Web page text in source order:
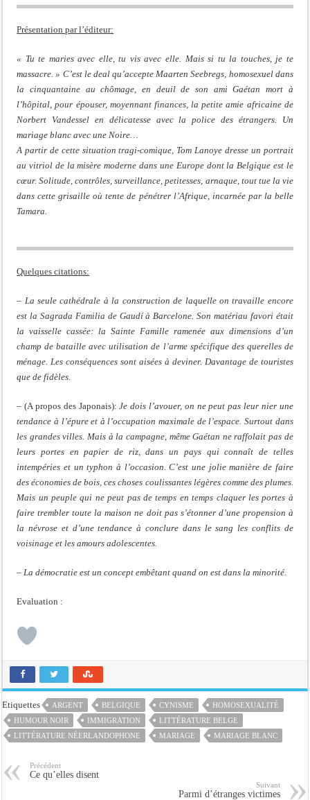
Présentation par l’éditeur:
« Tu te maries avec elle, tu vis avec elle. Mais si tu la touches, je te
massacre. » C’est le deal qu’accepte Maarten Seebregs, homosexuel dans
la cinquantaine au chômage, en deuil de son ami Gaétan mort à
l’hôpital, pour épouser, moyennant finances, la petite amie africaine de
Norbert Vandessel en délicatesse avec la police des étrangers. Un
mariage blanc avec une Noire…
A partir de cette situation tragi-comique, Tom Lanoye dresse un portrait
au vitriol de la misère moderne dans une Europe dont la Belgique est le
cœur. Solitude, contrôles, surveillance, petitesses, arnaque, tout tue la vie
dans cette grisaille où tente de pénétrer l’Afrique, incarnée par la belle
Tamara.
Quelques citations:
– La seule cathédrale à la construction de laquelle on travaille encore
est la Sagrada Familia de Gaudí à Barcelone. Son matériau favori était
la vaisselle cassée: la Sainte Famille ramenée aux dimensions d’un
champ de bataille avec utilisation de l’arme spécifique des querelles de
ménage. Les conséquences sont aisées à deviner. Davantage de touristes
que de fidèles.
– (A propos des Japonais):Je dois l’avouer, on ne peut pas leur nier une
tendance à l’épure et à l’occupation maximale de l’espace. Surtout dans
les grandes villes. Mais à la campagne, même Gaétan ne raffolait pas de
leurs portes en papier de riz, dans un pays qui connaît de telles
intempéries et un typhon à l’occasion. C’est une jolie manière de faire
des économies de bois, ces choses coulissantes légères comme des plumes.
Mais un peuple qui ne peut pas de temps en temps claquer les portes à
faire trembler toute la maison ne doit pas s’étonner d’une propension à
la névrose et d’une tendance à conclure dans le sang les conflits de
voisinage et les amours adolescentes.
– La démocratie est un concept embêtant quand on est dans la minorité.
Evaluation :
Etiquettes ARGENT BELGIQUE CYNISME
HOMOSEXUALITÉ
HUMOUR NOIR
IMMIGRATION
LITTÉRATURE BELGE
LITTÉRATURE NÉERLANDOPHONE
MARIAGE MARIAGE BLANC
Précédent
Ce qu’elles disent
Suivant
Parmi d’étranges victimes